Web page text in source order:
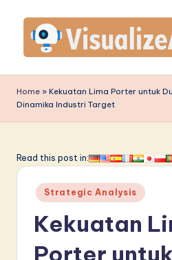
content
is
u
li
A
Home » Kekuatan Lima Porter untuk
Dinamika Industri Target
Read this post in:
Posted
in
Strategic Analysis
Kekuatan
Porter